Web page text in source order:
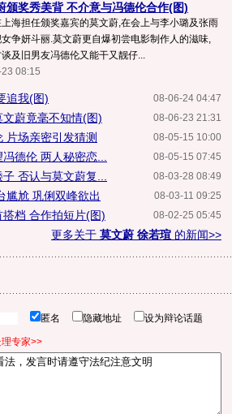
颁奖秀美背 不介意与冯德伦合作(图)
海担任颁奖嘉宾的莫文蔚,在会上与李小璐及张雨
争妍斗丽.莫文蔚更自爆初尝电影制作人的滋味,
及旧男友冯德伦又能干又靓仔...
08:15
08-06-24 04:47
追我(图)
08-06-23 21:31
蔚竟毫不知情(图)
08-05-15 10:00
片场亲密引发猜测
08-05-15 07:45
德伦 两人秘密恋...
08-03-28 08:49
否认与莫文蔚复...
08-03-11 09:25
尴尬 巩俐双峰欲出
08-02-25 05:45
档 合作拍短片(图)
更多关于 莫文蔚 徐若瑄 的新闻>>
匿名 隐藏地址 设为辩论话题
专家>>